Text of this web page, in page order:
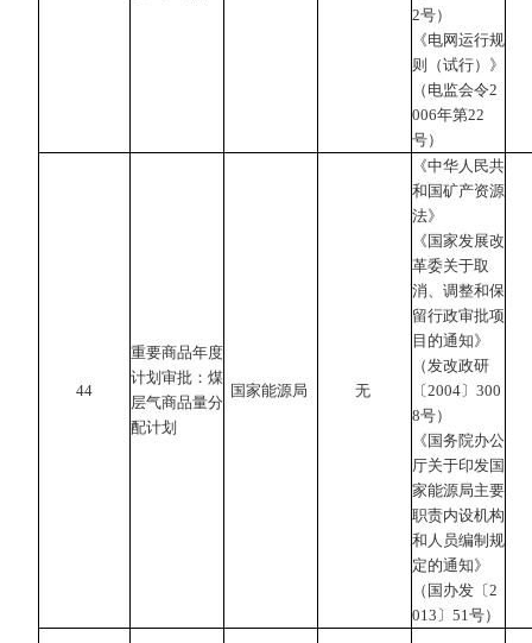
2号）
《电网运行规
则（试行）》
（电监会令2
006年第22
号）
44
重要商品年度
计划审批：煤
层气商品量分
配计划
国家能源局 无
《中华人民共
和国矿产资源
法》
《国家发展改
革委关于取
消、调整和保
留行政审批项
目的通知》
（发改政研
〔2004〕300
8号）
《国务院办公
厅关于印发国
家能源局主要
职责内设机构
和人员编制规
定的通知》
（国办发〔2
013〕51号）